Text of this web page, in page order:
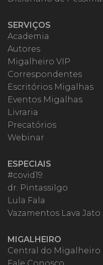
SERVIÇOS
Academia
Autores
Migalheiro VIP
Correspondentes
Escritórios Migalhas
Eventos Migalhas
Livraria
Precatórios
Webinar
ESPECIAIS
#covid19
dr. Pintassilgo
Lula Fala
Vazamentos Lava Jato
MIGALHEIRO
Central do Migalheiro